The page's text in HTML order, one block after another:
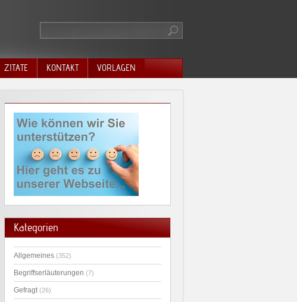
ZITATE KONTAKT VORLAGEN
Kategorien
Allgemeines (352)
Begriffserläuterungen (7)
Gefragt (26)